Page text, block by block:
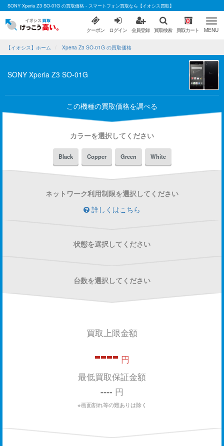
SONY Xperia Z3 SO-01G の買取価格 - スマートフォン買取なら【イオシス買取】
クーポン ログイン 会員登録 買取検索
0
買取カート MENU
【イオシス】ホーム Xperia Z3 SO-01G の買取価格
SONY Xperia Z3 SO-01G
この機種の買取価格を調べる
カラーを選択してください
Black Copper Green White
ネットワーク利用制限を選択してください
詳しくはこちら
状態を選択してください
台数を選択してください
買取上限金額
---- 円
最低買取保証金額
---- 円
※画面割れ等の難ありは除く